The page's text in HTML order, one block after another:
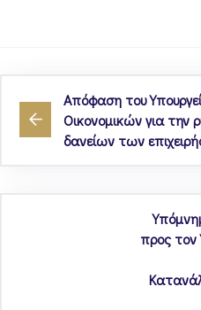
Απόφαση του
Οικονομικών για την
δανείων των
προς τον